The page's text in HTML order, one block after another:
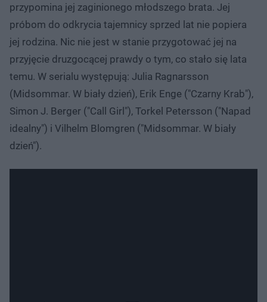
przypomina jej zaginionego młodszego brata. Jej
próbom do odkrycia tajemnicy sprzed lat nie popiera
jej rodzina. Nic nie jest w stanie przygotować jej na
przyjęcie druzgocącej prawdy o tym, co stało się lata
temu. W serialu występują: Julia Ragnarsson
(Midsommar. W biały dzień), Erik Enge ("Czarny Krab"),
Simon J. Berger ("Call Girl"), Torkel Petersson ("Napad
idealny") i Vilhelm Blomgren ("Midsommar. W biały
dzień").